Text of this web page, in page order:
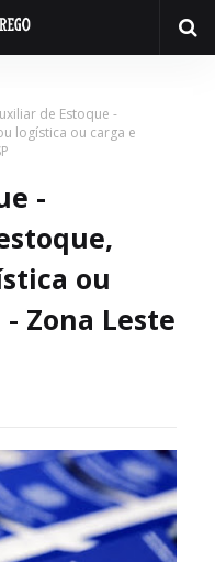
de Estoque -
logística ou carga e
-
ou
Zona Leste